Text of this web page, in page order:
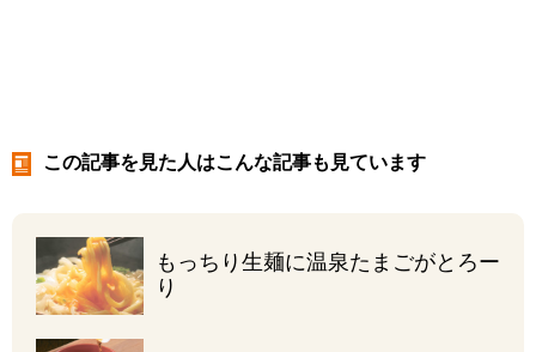
この記事を見た人はこんな記事も見ています
もっちり生麺に温泉たまごがとろー
り